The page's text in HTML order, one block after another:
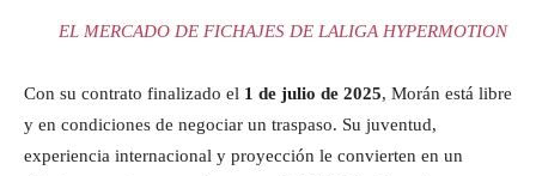
EL MERCADO DE FICHAJES DE LALIGA HYPERMOTION
Con su contrato finalizado el 1 de julio de 2025, Morán está libre
y en condiciones de negociar un traspaso. Su juventud,
experiencia internacional y proyección le convierten en un